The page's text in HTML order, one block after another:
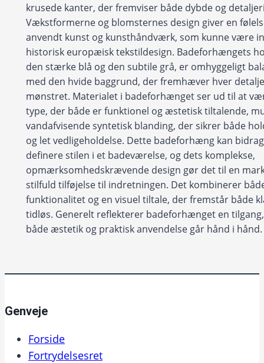
krusede kanter, der fremviser både dybde og
Vækstformerne og blomsternes design giver en
anvendt kunst og kunsthåndværk, som kunne være
historisk europæisk tekstildesign. Badeforhængets
den stærke blå og den subtile grå, er omhyggeligt
med den hvide baggrund, der fremhæver hver
mønstret. Materialet i badeforhænget ser ud til at
type, der både er funktionel og æstetisk tiltalende,
vandafvisende syntetisk blanding, der sikrer både
og let vedligeholdelse. Dette badeforhæng kan
definere stilen i et badeværelse, og dets komplekse,
opmærksomhedskrævende design gør det til en
stilfuld tilføjelse til indretningen. Det kombinerer
funktionalitet og en visuel tiltale, der fremstår både
tidløs. Generelt reflekterer badeforhænget en
både æstetik og praktisk anvendelse går hånd i hånd.
Genveje
Forside
Fortrydelsesret